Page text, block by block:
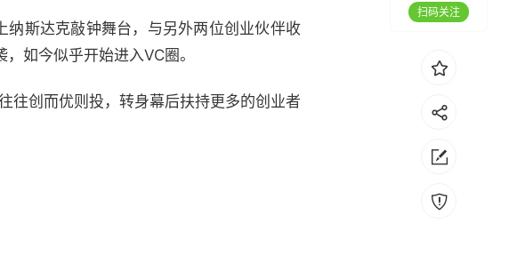
斯达克敲钟舞台，与另外两位创业伙伴收
如今似乎开始进入VC圈。
创而优则投，转身幕后扶持更多的创业者
扫码关注